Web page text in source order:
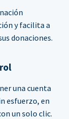
y facilita a
donaciones.
una cuenta
esfuerzo, en
un solo clic.